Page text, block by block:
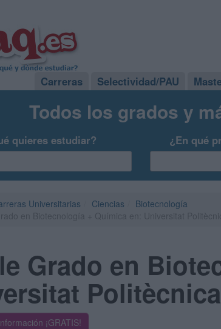
Carreras Selectividad/PAU
Todos los grados y
quieres estudiar? ¿En qué
Universitarias Ciencias
Biotecnología
Grado en
¡GRATIS!